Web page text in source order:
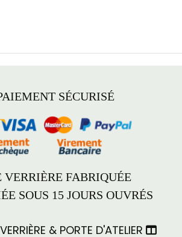
SÉCURISÉ
VERRIÈRE FABRIQUÉE
SOUS 15 JOURS OUVRÉS
& PORTE D'ATELIER 